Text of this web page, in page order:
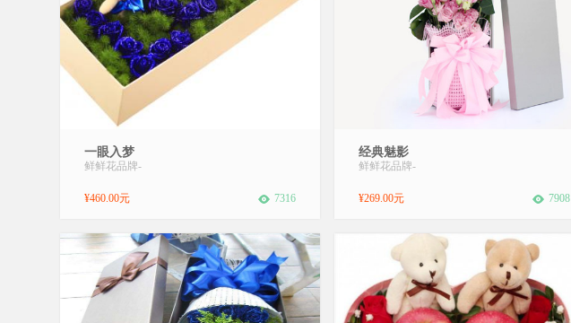
商品名称：一眼入梦.送花对象：恋人送花用
途：浪漫爱情，生日快乐花材：精选32朵蓝
包装：LOVE形状，礼盒制作花语：因为有
一眼入梦
鲜鲜花品牌-
¥460.00元 7316
商品名称：经典魅影.送花对象：恋人送花用
途：浪漫爱情，生日快乐花材：精选优质紫
网包装，粉色蝴蝶结束扎，长方形礼盒装花
经典魅影
鲜鲜花品牌-
¥269.00元 7908